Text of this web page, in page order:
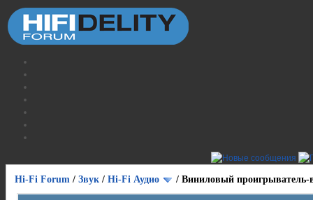
Hi-Fi Forum / Звук / Hi-Fi Аудио / Виниловый проигрыватель-